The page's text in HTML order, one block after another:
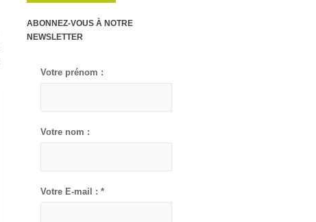
ABONNEZ-VOUS À NOTRE
NEWSLETTER
Votre prénom :
Votre nom :
Votre E-mail : *